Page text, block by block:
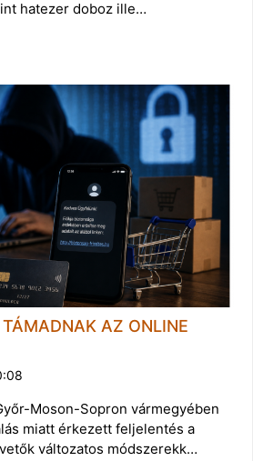
hatezer doboz ille…
AZ ONLINE
Moson-Sopron vármegyében
miatt érkezett feljelentés a
változatos módszerekk…